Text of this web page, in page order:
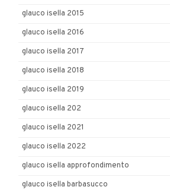
glauco isella 2015
glauco isella 2016
glauco isella 2017
glauco isella 2018
glauco isella 2019
glauco isella 202
glauco isella 2021
glauco isella 2022
glauco isella approfondimento
glauco isella barbasucco